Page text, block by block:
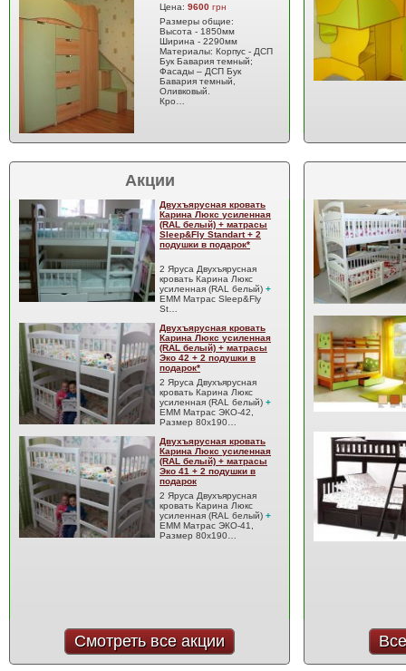
Цена: 9600 грн
Размеры общие:
Высота - 1850мм
Ширина - 2290мм
Материалы: Корпус - ДСП
Бук Бавария темный;
Фасады – ДСП Бук
Бавария темный,
Оливковый.
Кро…
Акции
Двухъярусная кровать
Карина Люкс усиленная
(RAL белый) + матрасы
Sleep&Fly Standart + 2
подушки в подарок*
2 Яруса Двухъярусная
кровать Карина Люкс
усиленная (RAL белый) +
EMM Матрас Sleep&Fly
St…
Двухъярусная кровать
Карина Люкс усиленная
(RAL белый) + матрасы
Эко 42 + 2 подушки в
подарок*
2 Яруса Двухъярусная
кровать Карина Люкс
усиленная (RAL белый) +
EMM Матрас ЭКО-42,
Размер 80x190…
Двухъярусная кровать
Карина Люкс усиленная
(RAL белый) + матрасы
Эко 41 + 2 подушки в
подарок
2 Яруса Двухъярусная
кровать Карина Люкс
усиленная (RAL белый) +
EMM Матрас ЭКО-41,
Размер 80x190…
Смотреть все акции